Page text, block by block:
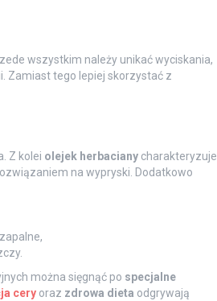
wszystkim należy unikać wyciskania,
Zamiast tego lepiej skorzystać z
Z kolei olejek herbacianycharakteryzuje
na wypryski. Dodatkowo
można sięgnąć po specjalne
ceryoraz zdrowa dieta odgrywają